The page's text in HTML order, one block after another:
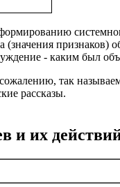
признаков)
- каким был
так
рассказы.
и их